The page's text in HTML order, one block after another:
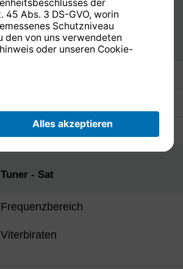
Entschlüsselungssysteme
Tuner - Sat
Frequenzbereich
Viterbiraten